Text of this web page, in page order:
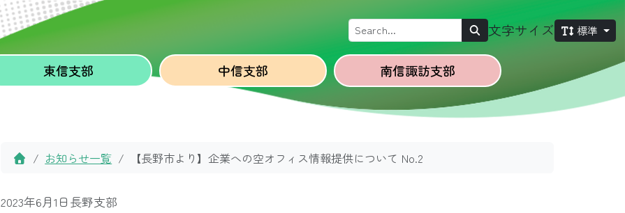
東信支部 中信支部 南信諏訪支部
Search 文字サイズ 標準
Homeお知らせ一覧 【長野市より】企業への空オフィス情報提供について No.2
2023年6月1日 長野支部